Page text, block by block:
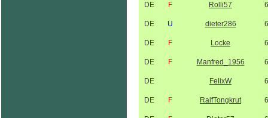
DE F Rolli57
DE U dieter286
DE F Locke
DE F Manfred_1956
DE FelixW
DE F RalfTongkrut